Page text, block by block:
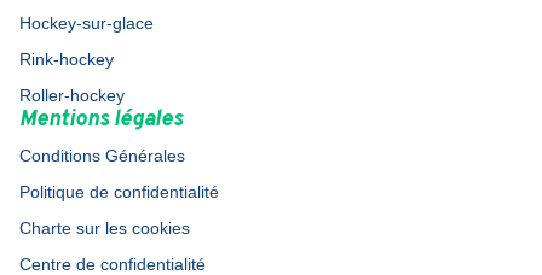
Hockey-sur-glace
Rink-hockey
Roller-hockey
Mentions légales
Conditions Générales
Politique de confidentialité
Charte sur les cookies
Centre de confidentialité